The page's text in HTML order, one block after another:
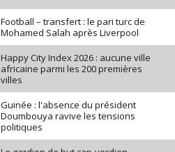
Football – transfert : le pari turc de
Mohamed Salah après Liverpool
Happy City Index 2026 : aucune ville
africaine parmi les 200 premières
villes
Guinée : l'absence du président
Doumbouya ravive les tensions
politiques